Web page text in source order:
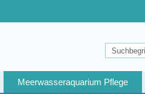
Meerwasseraquarium Pflege